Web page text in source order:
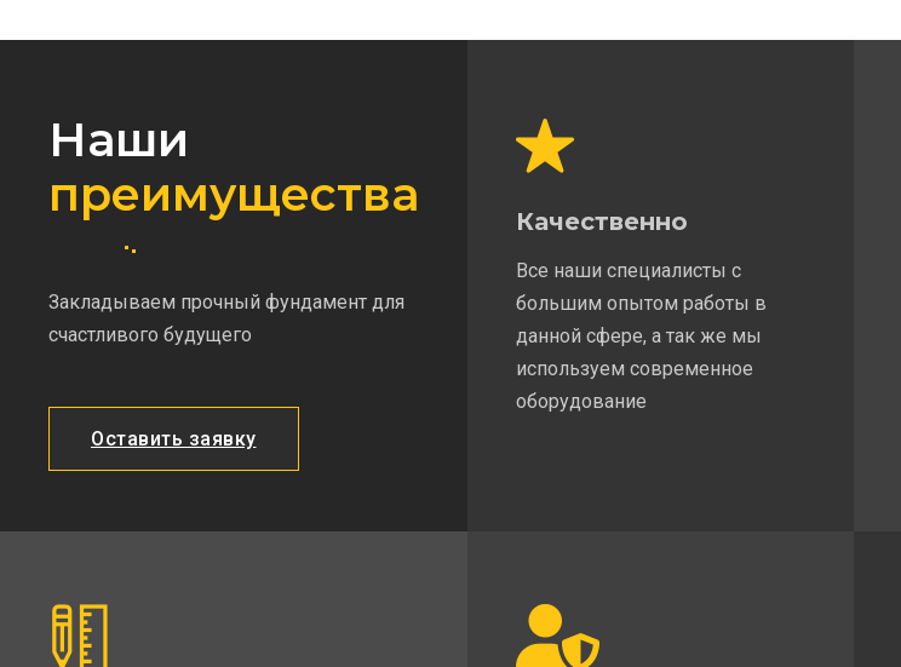
Наши
преимущества
Закладываем прочный фундамент для
счастливого будущего
Оставить заявку
Качественно
Все наши специалисты с
большим опытом работы в
данной сфере, а так же мы
используем современное
оборудование